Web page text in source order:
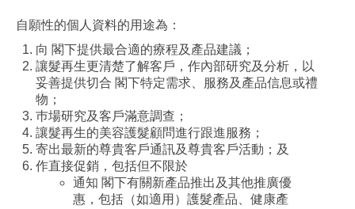
自願性的個人資料的用途為：
向 閣下提供最合適的療程及產品建議；
讓髮再生更清楚了解客戶，作內部研究及分析，以
妥善提供切合 閣下特定需求、服務及產品信息或禮
物；
巿場研究及客戶滿意調查；
讓髮再生的美容護髮顧問進行跟進服務；
寄出最新的尊貴客戶通訊及尊貴客戶活動；及
作直接促銷，包括但不限於
通知 閣下有關新產品推出及其他推廣優
惠，包括（如適用）護髮產品、健康產